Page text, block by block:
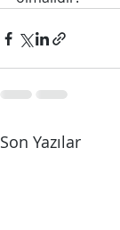
Son Yazılar